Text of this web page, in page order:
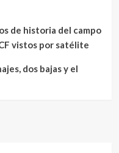
de historia del campo
vistos por satélite
dos bajas y el